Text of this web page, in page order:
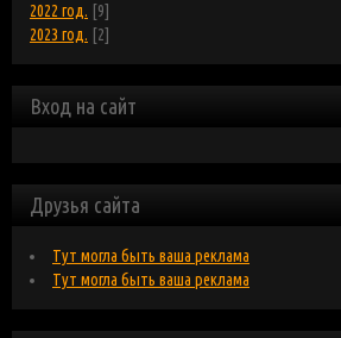
2022 год. [9]
2023 год. [2]
Вход на сайт
Друзья сайта
Тут могла быть ваша реклама
Тут могла быть ваша реклама